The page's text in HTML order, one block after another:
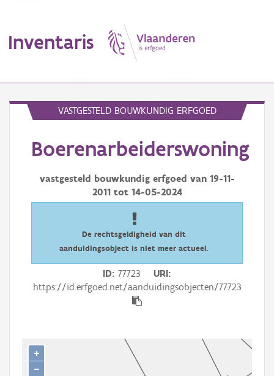
Inventaris
Erfgoedobject
Aanduidingsobject
Waarneming
Persoon of collectief
Aanmelden
VASTGESTELD BOUWKUNDIG ERFGOED
Boerenarbeiderswoning
vastgesteld bouwkundig erfgoed van 19-11-
2011tot 14-05-2024
De rechtsgeldigheid van dit
aanduidingsobject is niet meer actueel.
ID 77723
URI
https://id.erfgoed.net/aanduidingsobjecten/77723
+
−